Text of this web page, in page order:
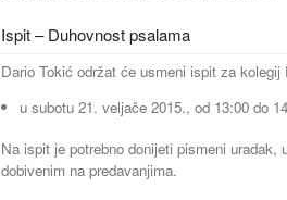
Ispit – Duhovnost psalama
Dario Tokić održat će usmeni ispit za
u subotu 21. veljače 2015., od 13:00 do
Na ispit je potrebno donijeti pismeni uradak,
dobivenim na predavanjima.